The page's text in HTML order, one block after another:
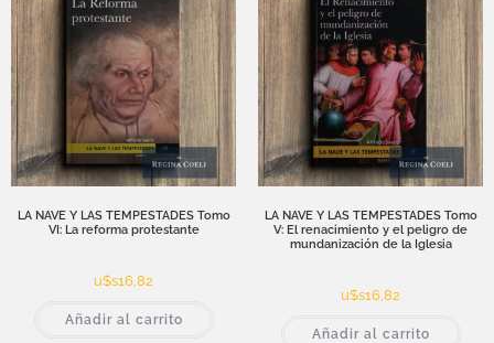
LA NAVE Y LAS TEMPESTADES Tomo
VI: La reforma protestante
u$s16,82
Añadir al carrito
LA NAVE Y LAS TEMPESTADES Tomo
V: El renacimiento y el peligro de
mundanización de la Iglesia
u$s16,82
Añadir al carrito